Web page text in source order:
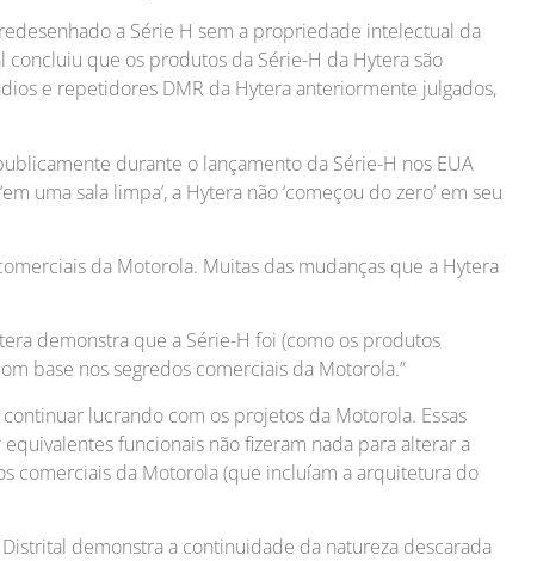
a Série H sem a propriedade intelectual da
que os produtos da Série-H da Hytera são
e repetidores DMR da Hytera anteriormente julgados,
durante o lançamento da Série-H nos EUA
uma sala limpa’, a Hytera não ‘começou do zero’ em seu
da Motorola. Muitas das mudanças que a Hytera
demonstra que a Série-H foi (como os produtos
base nos segredos comerciais da Motorola.”
continuar lucrando com os projetos da Motorola. Essas
funcionais não fizeram nada para alterar a
comerciais da Motorola (que incluíam a arquitetura do
demonstra a continuidade da natureza descarada